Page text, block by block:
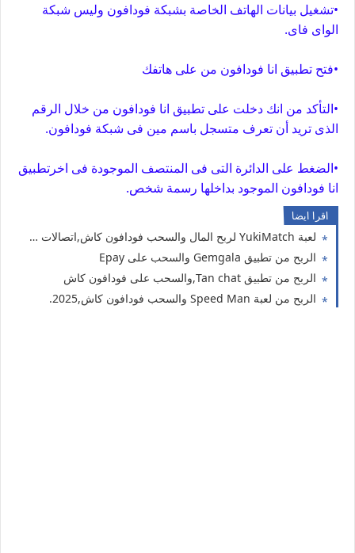
•تشغيل بيانات الهاتف الخاصة بشبكة فودافون وليس شبكة
الواى فاى.
•فتح تطبيق انا فودافون من على هاتفك
•التأكد من انك دخلت على تطبيق انا فودافون من خلال الرقم
الذى تريد أن تعرف متسجل باسم مين فى شبكة فودافون.
•الضغط على الدائرة التى فى المنتصف الموجودة فى اخرتطبيق
انا فودافون الموجود بداخلها رسمة شخص.
اقرا ايضا
لعبة YukiMatch لربح المال والسحب فودافون كاش,اتصالات كاش ،اورنج كاش
الربح من تطبيق Gemgala والسحب على Epay
الربح من تطبيق Tan chat,والسحب على فودافون كاش
الربح من لعبة Speed Man والسحب فودافون كاش,2025.